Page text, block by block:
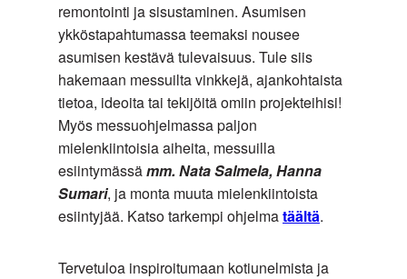
remontointi ja sisustaminen. Asumisen
ykköstapahtumassa teemaksi nousee
asumisen kestävä tulevaisuus. Tule siis
hakemaan messuilta vinkkejä, ajankohtaista
tietoa, ideoita tai tekijöitä omiin projekteihisi!
Myös messuohjelmassa paljon
mielenkiintoisia aiheita, messuilla
esiintymässämm. Nata Salmela, Hanna
Sumari, ja monta muuta mielenkiintoista
esiintyjää. Katso tarkempi ohjelmatäältä.
Tervetuloa inspiroitumaan kotiunelmista ja